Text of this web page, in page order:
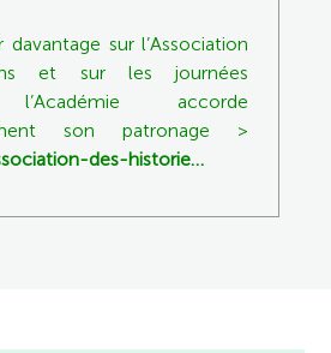
davantage sur l’Association
et sur les journées
l’Académie accorde
son patronage >
des-historie…